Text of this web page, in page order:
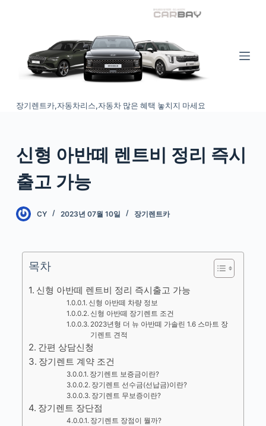
c장기렌트카,자동차리스,자동차 많은 혜택 놓치지 마세요
신형 아반떼 렌트비 정리 즉시
출고 가능
CY 2023년 07월 10일 장기렌트카
목차
신형 아반떼 렌트비 정리 즉시출고 가능
신형 아반떼 차량 정보
신형 아반떼 장기렌트 조건
2023년형 더 뉴 아반떼 가솔린 1.6 스마트 장
기렌트 견적
간편 상담신청
장기렌트 계약 조건
장기렌트 보증금이란?
장기렌트 선수금(선납금)이란?
장기렌트 무보증이란?
장기렌트 장단점
장기렌트 장점이 뭘까?